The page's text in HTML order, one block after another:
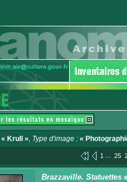
« Krull », Type d'image : «
1 ... 25
Brazzaville. Statuettes